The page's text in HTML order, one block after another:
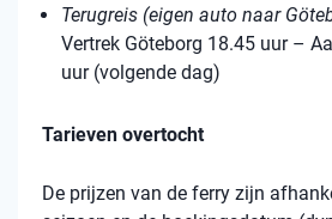
Terugreis (eigen auto naar
Vertrek Göteborg 18.45 uur –
uur (volgende dag)
Tarieven overtocht
De prijzen van de ferry zijn